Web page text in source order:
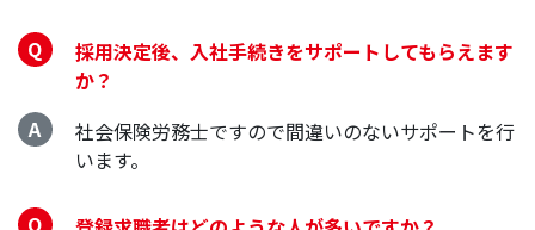
採用決定後、入社手続きをサポートしてもらえます
か？
社会保険労務士ですので間違いのないサポートを行
います。